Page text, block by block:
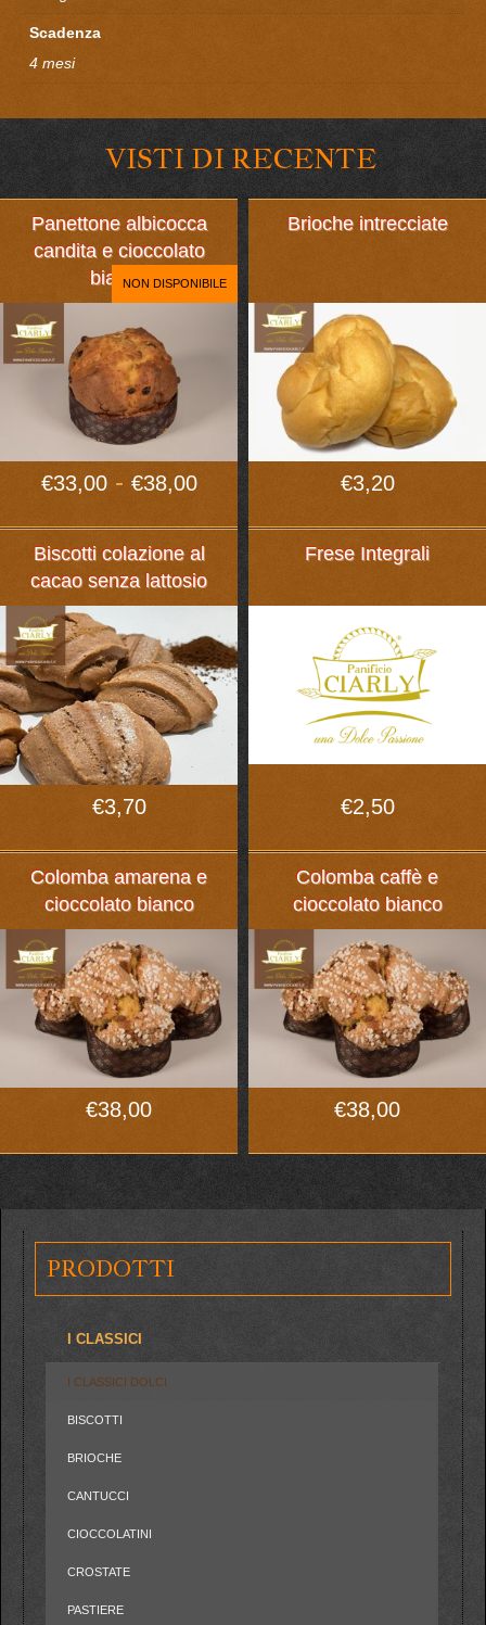
Scadenza
4 mesi
VISTI DI RECENTE
Panettone albicocca
candita e cioccolato
biancoNON DISPONIBILE
€33,00 - €38,00Fascia
di
prezzo:
da
€33,00
a
Brioche intrecciate
€3,20
Biscotti colazione al
cacao senza lattosio
€3,70
Frese Integrali
€2,50
Colomba amarena e
cioccolato bianco
€38,00
Colomba caffè e
cioccolato bianco
€38,00
PRODOTTI
I CLASSICI
I CLASSICI DOLCI
BISCOTTI
BRIOCHE
CANTUCCI
CIOCCOLATINI
CROSTATE
PASTIERE